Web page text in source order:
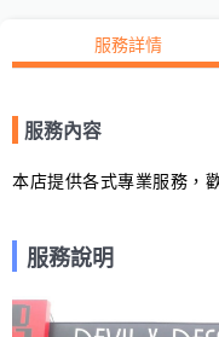
服務詳情
服務內容
本店提供各式專業服務，
服務說明